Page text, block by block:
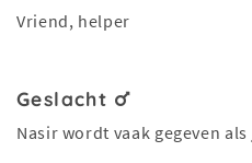
Vriend, helper
Geslacht
Nasir wordt vaak gegeven als